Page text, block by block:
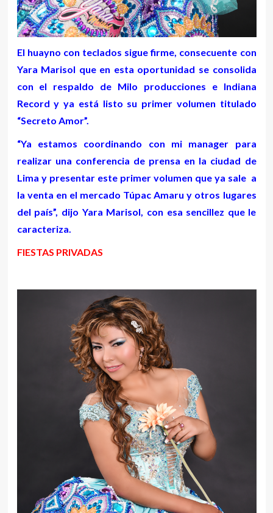
El huayno con teclados sigue firme, consecuente con
Yara Marisol que en esta oportunidad se consolida
con el respaldo de Milo producciones e Indiana
Record y ya está listo su primer volumen titulado
“Secreto Amor”.
“Ya estamos coordinando con mi manager para
realizar una conferencia de prensa en la ciudad de
Lima y presentar este primer volumen que ya sale a
la venta en el mercado Túpac Amaru y otros lugares
del país”, dijo Yara Marisol, con esa sencillez que le
caracteriza.
FIESTAS PRIVADAS